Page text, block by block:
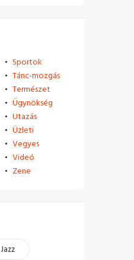
Sportok
Tánc-mozgás
Természet
Ügynökség
Utazás
Üzleti
Vegyes
Videó
Zene
Jazz